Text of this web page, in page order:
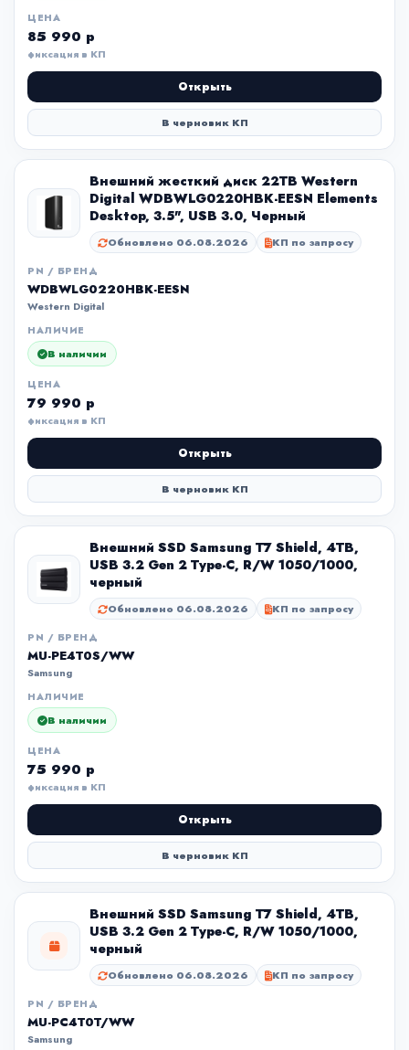
ЦЕНА
85 990 р
фиксация в КП
Открыть
В черновик КП
Внешний жесткий диск 22TB Western
Digital WDBWLG0220HBK-EESN Elements
Desktop, 3.5", USB 3.0, Черный
Обновлено 06.08.2026 КП по запросу
PN / БРЕНД
WDBWLG0220HBK-EESN
Western Digital
НАЛИЧИЕ
В наличии
ЦЕНА
79 990 р
фиксация в КП
Открыть
В черновик КП
Внешний SSD Samsung T7 Shield, 4TB,
USB 3.2 Gen 2 Type-C, R/W 1050/1000,
черный
Обновлено 06.08.2026 КП по запросу
PN / БРЕНД
MU-PE4T0S/WW
Samsung
НАЛИЧИЕ
В наличии
ЦЕНА
75 990 р
фиксация в КП
Открыть
В черновик КП
Внешний SSD Samsung T7 Shield, 4TB,
USB 3.2 Gen 2 Type-C, R/W 1050/1000,
черный
Обновлено 06.08.2026 КП по запросу
PN / БРЕНД
MU-PC4T0T/WW
Samsung